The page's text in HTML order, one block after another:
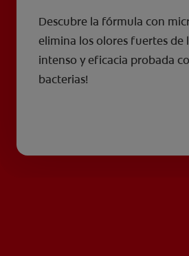
Descubre la fórmula con
elimina los olores fuertes de
intenso y eficacia probada
bacterias!